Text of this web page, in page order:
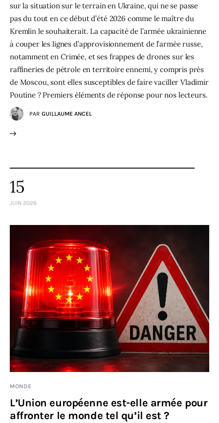
sur la situation sur le terrain en Ukraine, qui ne se passe
pas du tout en ce début d’été 2026 comme le maître du
Kremlin le souhaiterait. La capacité de l’armée ukrainienne
à couper les lignes d’approvisionnement de l’armée russe,
notamment en Crimée, et ses frappes de drones sur les
raffineries de pétrole en territoire ennemi, y compris près
de Moscou, sont elles susceptibles de faire vaciller Vladimir
Poutine ? Premiers éléments de réponse pour nos lecteurs.
PAR GUILLAUME ANCEL
15
JUIN 2026
MONDE
L’Union européenne est-elle armée pour
affronter le monde tel qu’il est ?